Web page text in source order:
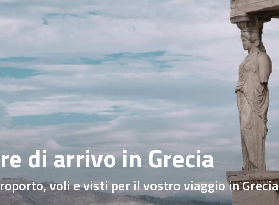
di arrivo in Grecia
voli e visti per il vostro viaggio in Grecia